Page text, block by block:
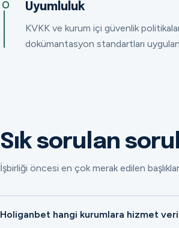
Uyumluluk
KVKK ve kurum içi güvenlik
dokümantasyon standartları
Sık sorulan
İşbirliği öncesi en çok merak edilen başlıklar.
Holiganbet hangi kurumlara hizmet